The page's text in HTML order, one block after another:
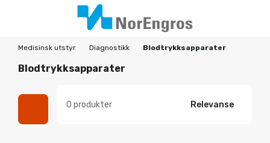
Medisinsk utstyr Diagnostikk Blodtrykksapparater
Blodtrykksapparater
0 produkter Relevanse